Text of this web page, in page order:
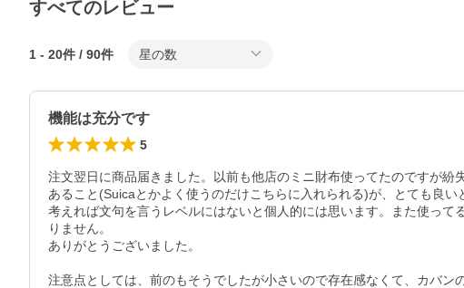
すべてのレビュー
1 - 20件 / 90件 星の数
機能は充分です
5
注文翌日に商品届きました。以前も他店のミニ財布使ってたのですが
あること(Suicaとかよく使うのだけこちらに入れられる)が、とても良
考えれば文句を言うレベルにはないと個人的には思います。また使っ
りません。
ありがとうございました。
注意点としては、前のもそうでしたが小さいので存在感なくて、カバ